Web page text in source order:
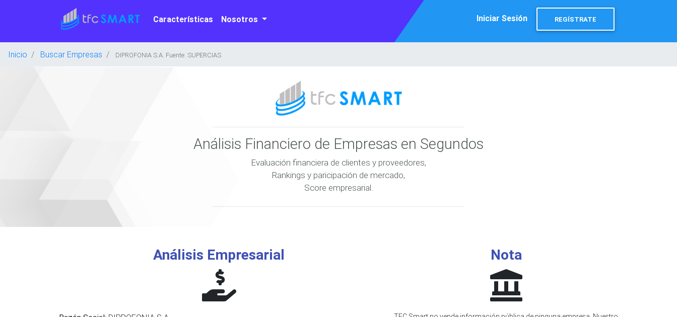
Características Nosotros Iniciar Sesión REGÍSTRATE
Inicio Buscar Empresas DIPROFONIA S.A. Fuente: SUPERCIAS
Análisis Financiero de Empresas en Segundos
Evaluación financiera de clientes y proveedores,
Rankings y paricipación de mercado,
Score empresarial.
Análisis Empresarial Nota